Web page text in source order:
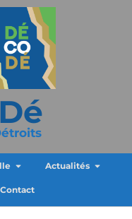
Actualités
Contact